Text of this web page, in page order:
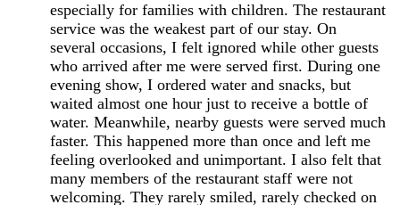
especially for families with children. The restaurant
service was the weakest part of our stay. On
several occasions, I felt ignored while other guests
who arrived after me were served first. During one
evening show, I ordered water and snacks, but
waited almost one hour just to receive a bottle of
water. Meanwhile, nearby guests were served much
faster. This happened more than once and left me
feeling overlooked and unimportant. I also felt that
many members of the restaurant staff were not
welcoming. They rarely smiled, rarely checked on